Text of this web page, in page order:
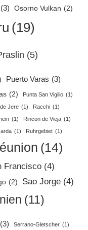
(3) Osorno Vulkan (2)
(19)
(5)
Puerto Varas (3)
(2) Punta San Vigilio (1)
Jere (1) Racchi (1)
(1) Rincon de Vieja (1)
(1) Ruhrgebiet (1)
(14)
Francisco (4)
(2) Sao Jorge (4)
(11)
(3) Serrano-Gletscher (1)